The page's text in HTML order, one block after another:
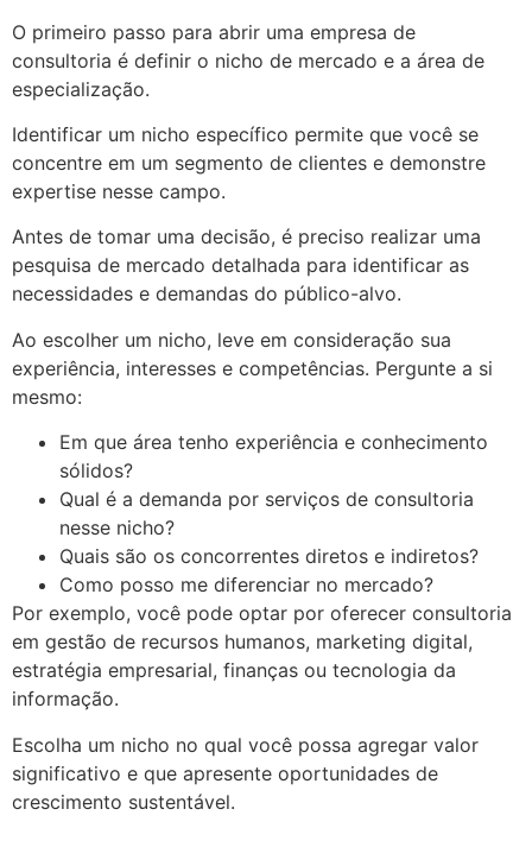
O primeiro passo para abrir uma empresa de
consultoria é definir o nicho de mercado e a área de
especialização.
Identificar um nicho específico permite que você se
concentre em um segmento de clientes e demonstre
expertise nesse campo.
Antes de tomar uma decisão, é preciso realizar uma
pesquisa de mercado detalhada para identificar as
necessidades e demandas do público-alvo.
Ao escolher um nicho, leve em consideração sua
experiência, interesses e competências. Pergunte a si
mesmo:
Em que área tenho experiência e conhecimento
sólidos?
Qual é a demanda por serviços de consultoria
nesse nicho?
Quais são os concorrentes diretos e indiretos?
Como posso me diferenciar no mercado?
Por exemplo, você pode optar por oferecer consultoria
em gestão de recursos humanos, marketing digital,
estratégia empresarial, finanças ou tecnologia da
informação.
Escolha um nicho no qual você possa agregar valor
significativo e que apresente oportunidades de
crescimento sustentável.